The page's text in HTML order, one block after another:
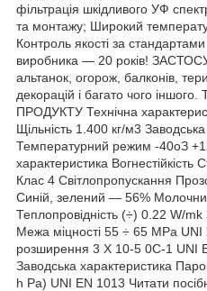
фільтрація шкідливого УФ
та монтажу; Широкий
Контроль якості за стандартами
виробника — 20 років!
альтанок, огорож, балконів,
декорацій і багато чого
ПРОДУКТУ Технічна
Щільність 1.400 кг/м3
Температурний режим -40оЗ
характеристика Вогнестійкість
Клас 4 Світлопропускання
Синій, зелений — 56%
Теплопровідність (÷) 0.22 W/
Межа міцності 55 ÷ 65 MPa
розширення 3 X 10-5 0C-1 UNI
Заводська характеристика
h Pa) UNI EN 1013 Читати